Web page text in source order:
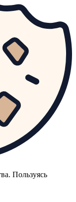
Пользуясь